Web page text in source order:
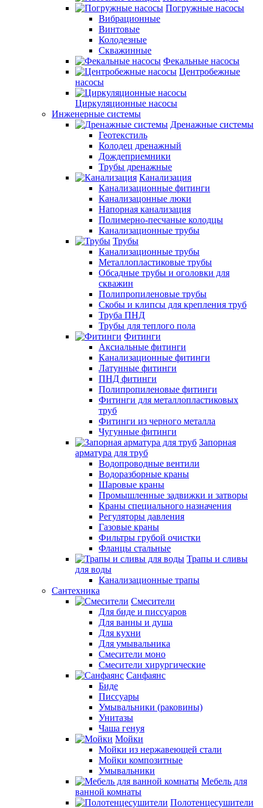
Погружные насосы
Вибрационные
Винтовые
Колодезные
Скважинные
Фекальные насосы
Центробежные
насосы
Циркуляционные насосы
Инженерные системы
Дренажные системы
Геотекстиль
Колодец дренажный
Дождеприемники
Трубы дренажные
Канализация
Канализационные фитинги
Канализацонные люки
Напорная канализация
Полимерно-песчаные колодцы
Канализационные трубы
Трубы
Канализационные трубы
Металлопластиковые трубы
Обсадные трубы и оголовки для
скважин
Полипропиленовые трубы
Скобы и клипсы для крепления труб
Труба ПНД
Трубы для теплого пола
Фитинги
Аксиальные фитинги
Канализационные фитинги
Латунные фитинги
ПНД фитинги
Полипропиленовые фитинги
Фитинги для металлопластиковых
труб
Фитинги из черного металла
Чугунные фитинги
Запорная
арматура для труб
Водопроводные вентили
Водоразборные краны
Шаровые краны
Промышленные задвижки и затворы
Краны специального назначения
Регуляторы давления
Газовые краны
Фильтры грубой очистки
Фланцы стальные
Трапы и сливы
для воды
Канализационные трапы
Сантехника
Смесители
Для биде и писсуаров
Для ванны и душа
Для кухни
Для умывальника
Смесители моно
Смесители хирургические
Санфаянс
Биде
Писсуары
Умывальники (раковины)
Унитазы
Чаша генуя
Мойки
Мойки из нержавеющей стали
Мойки композитные
Умывальники
Мебель для
ванной комнаты
Полотенцесушители